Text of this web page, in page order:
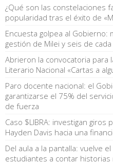
¿Qué son las constelaciones
popularidad tras el éxito de
Encuesta golpea al Gobierno:
gestión de Milei y seis de
Abrieron la convocatoria para
Literario Nacional «Cartas a
Paro docente nacional: el
garantizarse el 75% del
de fuerza
Caso $LIBRA: investigan
Hayden Davis hacia una
Del aula a la pantalla: vuelve
estudiantes a contar historias